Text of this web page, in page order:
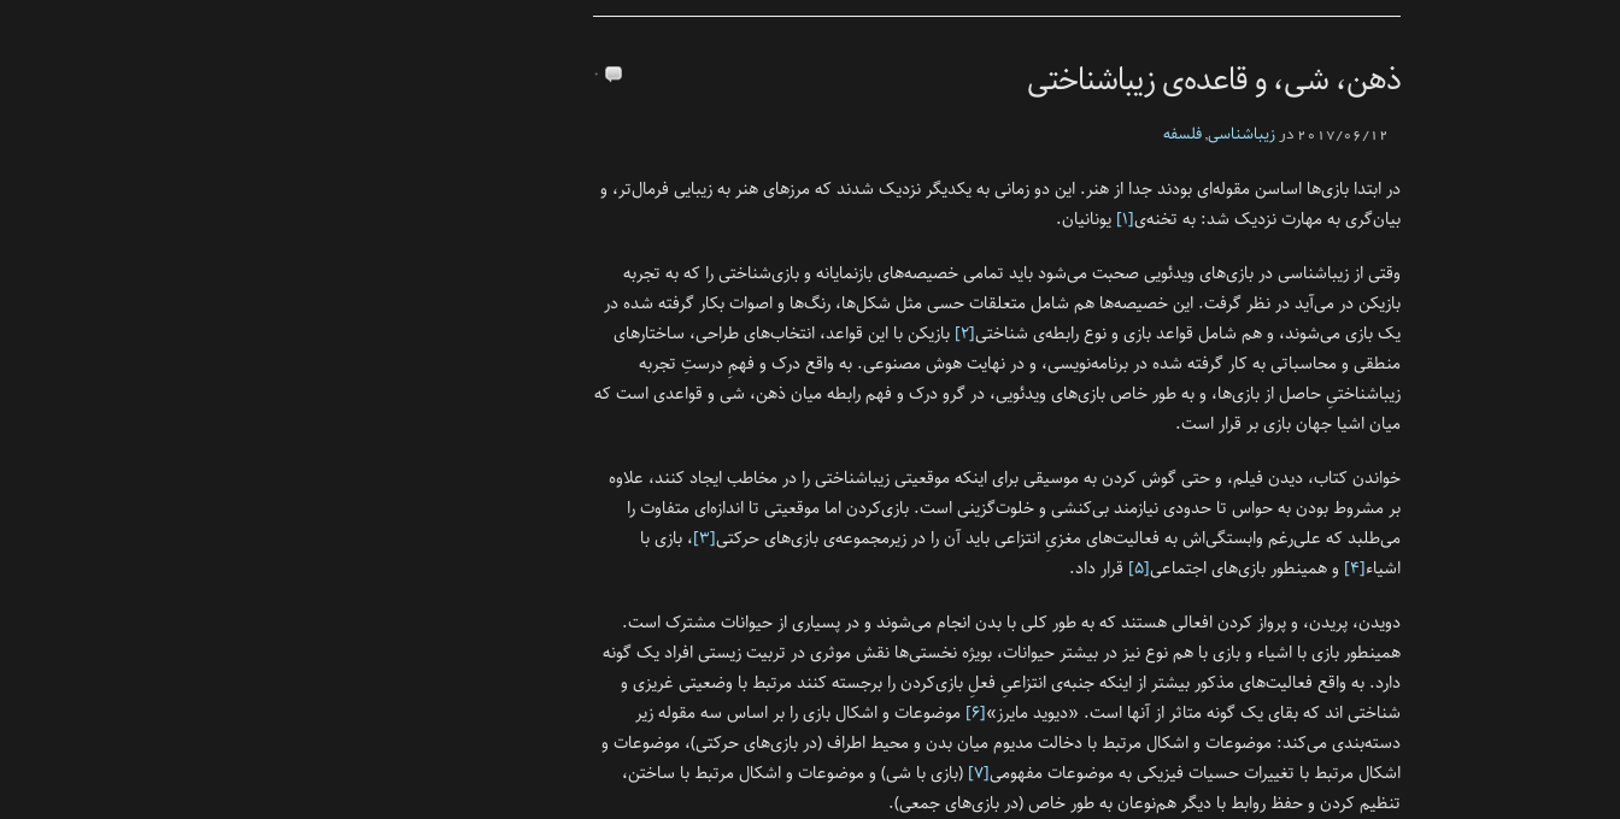
ذهن، شی‌، و قاعده‌ی زیبا‌شناختی
2017/06/12 در زیبا‌شناسی,فلسفه‌
در ابتدا بازی‌ها اساسن مقوله‌ای بودند جدا از هنر. این دو زمانی به یکدیگر نزدیک شدند که مرز‌‌های هنر به زیبایی فرمال‌تر، و
بیان‌گری به مهارت نزدیک شد: به تخنه‌ی[۱] یونانیان.
وقتی از زیبا‌شناسی در بازی‌های ویدئویی صحبت می‌شود باید تمامی خصیصه‌های بازنمایانه و بازی‌شناختی را که به تجربه
بازیکن در می‌آید در نظر گرفت. این خصیصه‌ها هم شامل متعلقات حسی مثل شکل‌ها، رنگ‌ها و اصوات بکار گرفته شده در
یک بازی می‌شوند، و هم شامل قواعد بازی‌ و نوع رابطه‌ی شناختی[۲]
بازیکن با این قواعد، انتخاب‌های طراحی، ساختارهای
منطقی و محاسباتی به کار گرفته شده در برنامه‌نویسی، و در نهایت هوش مصنوعی. به واقع درک و فهمِ درستِ تجربه
زیبا‌شناختیِ حاصل از بازی‌ها، و به طور خاص بازی‌های ویدئویی، در گرو درک و فهم رابطه میان ذهن، شی و قواعدی است که
میان اشیا جهان بازی بر قرار است.
خواندن کتاب، دیدن فیلم، و حتی گوش کردن به موسیقی برای اینکه موقعیتی زیبا‌شناختی را در مخاطب ایجاد کنند، علاوه
بر مشروط بودن به حواس تا حدودی نیازمند بی‌کنشی و خلوت‌گزینی است. بازی‌کردن اما موقعیتی تا اندازه‌ای متفاوت را
می‌طلبد که علی‌رغم وابستگی‌اش به فعالیت‌های مغزیِ انتزاعی باید آن را در زیرمجموعه‌‌‌ی بازی‌های حرکتی[۳]
، بازی‌ با
اشیاء[۴] و همینطور بازی‌های اجتماعی[۵]
قرار داد.
دویدن، پریدن، و پرواز کردن افعالی هستند که به طور کلی با بدن انجام می‌شوند و در پسیاری از حیوانات مشترک است.
همینطور بازی با اشیاء و بازی با هم نوع نیز در بیشتر حیوانات، بویژه نخستی‌ها نقش موثری در تربیت زیستی افراد یک گونه
دارد. به واقع فعالیت‌های مذکور بیشتر از اینکه جنبه‌‌ی انتزاعیِ فعلِ بازی‌کردن را برجسته کنند مرتبط با وضعیتی غریزی و
شناختی‌ اند که بقای یک گونه متاثر از آنها است. «دیوید مایرز»[۶]
موضوعات و اشکال بازی را بر اساس سه مقوله زیر
دسته‌بندی می‌کند: موضوعات و اشکال مرتبط با دخالت مدیوم میان بدن‌ و محیط اطراف (در بازی‌های حرکتی)، موضوعات و
اشکال مرتبط با تغییرات حسیات فیزیکی به موضوعات مفهومی[۷]
(بازی با شی) و موضوعات و اشکال مرتبط با ساختن،
تنظیم کردن و حفظ روابط با دیگر هم‌نوعان به طور خاص (در بازی‌های جمعی).
۰